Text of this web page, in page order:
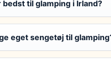
til glamping i Irland?
eget sengetøj til